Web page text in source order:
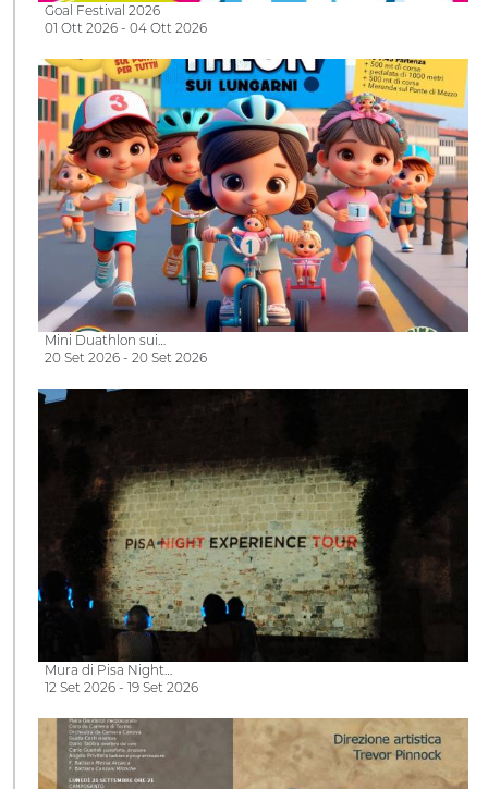
Goal Festival 2026
01 Ott 2026 - 04 Ott 2026
Mini Duathlon sui…
20 Set 2026 - 20 Set 2026
Mura di Pisa Night…
12 Set 2026 - 19 Set 2026